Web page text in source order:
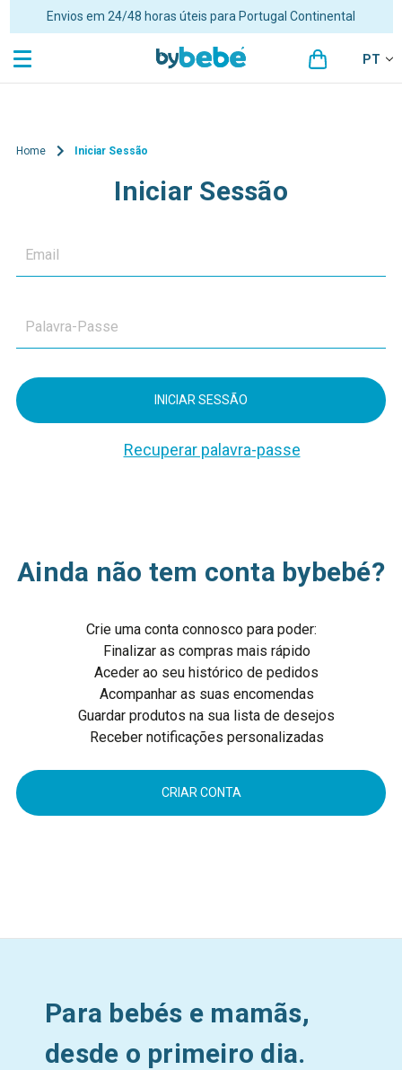
Portes grátis para encomendas superiores a 48€ para Portugal
Continental
PT
Home Iniciar Sessão
Iniciar Sessão
Recuperar palavra-passe
Ainda não tem conta bybebé?
Crie uma conta connosco para poder:
Finalizar as compras mais rápido
Aceder ao seu histórico de pedidos
Acompanhar as suas encomendas
Guardar produtos na sua lista de desejos
Receber notificações personalizadas
CRIAR CONTA
Para bebés e mamãs,
desde o primeiro dia.